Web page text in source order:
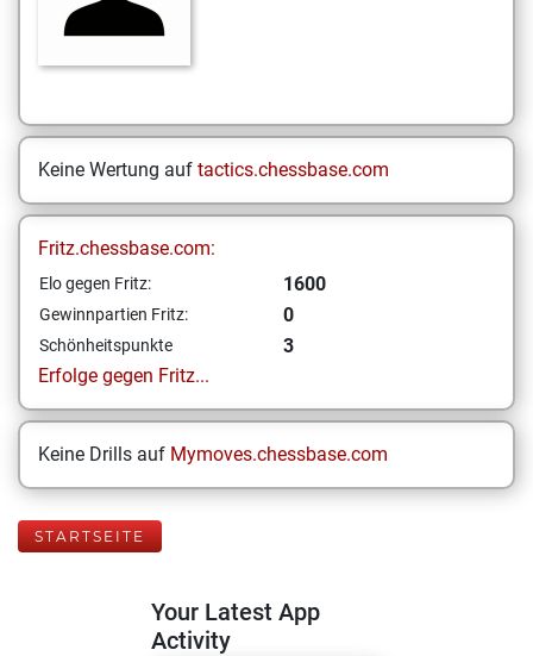
Keine Wertung auf tactics.chessbase.com
Fritz.chessbase.com:
Elo gegen Fritz: 1600
Gewinnpartien Fritz: 0
Schönheitspunkte
3
Erfolge gegen Fritz...
Keine Drills auf Mymoves.chessbase.com
STARTSEITE
Your Latest App
Activity